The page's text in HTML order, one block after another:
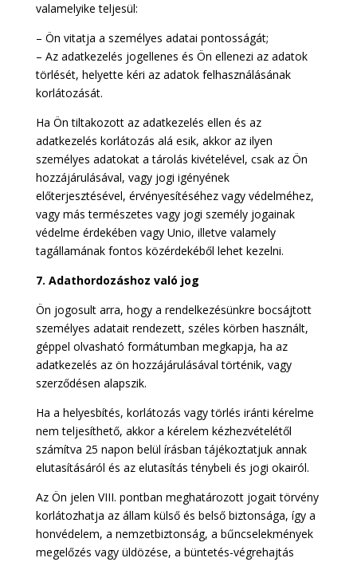
valamelyike teljesül:
– Ön vitatja a személyes adatai pontosságát;
– Az adatkezelés jogellenes és Ön ellenezi az adatok
törlését, helyette kéri az adatok felhasználásának
korlátozását.
Ha Ön tiltakozott az adatkezelés ellen és az
adatkezelés korlátozás alá esik, akkor az ilyen
személyes adatokat a tárolás kivételével, csak az Ön
hozzájárulásával, vagy jogi igényének
előterjesztésével, érvényesítéséhez vagy védelméhez,
vagy más természetes vagy jogi személy jogainak
védelme érdekében vagy Unio, illetve valamely
tagállamának fontos közérdekéből lehet kezelni.
7. Adathordozáshoz való jog
Ön jogosult arra, hogy a rendelkezésünkre bocsájtott
személyes adatait rendezett, széles körben használt,
géppel olvasható formátumban megkapja, ha az
adatkezelés az ön hozzájárulásával történik, vagy
szerződésen alapszik.
Ha a helyesbítés, korlátozás vagy törlés iránti kérelme
nem teljesíthető, akkor a kérelem kézhezvételétől
számítva 25 napon belül írásban tájékoztatjuk annak
elutasításáról és az elutasítás ténybeli és jogi okairól.
Az Ön jelen VIII. pontban meghatározott jogait törvény
korlátozhatja az állam külső és belső biztonsága, így a
honvédelem, a nemzetbiztonság, a bűncselekmények
megelőzés vagy üldözése, a büntetés-végrehajtás